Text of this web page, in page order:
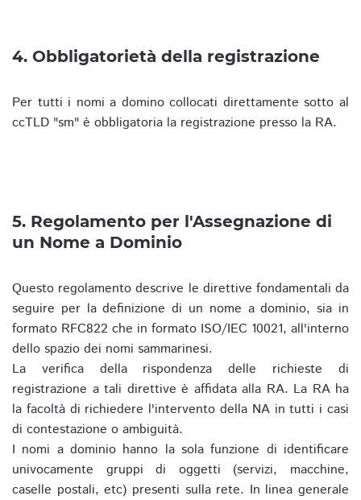
4. Obbligatorietà della registrazione
Per tutti i nomi a domino collocati direttamente sotto al
ccTLD "sm" è obbligatoria la registrazione presso la RA.
5. Regolamento per l'Assegnazione di
un Nome a Dominio
Questo regolamento descrive le direttive fondamentali da
seguire per la definizione di un nome a dominio, sia in
formato RFC822 che in formato ISO/IEC 10021, all'interno
dello spazio dei nomi sammarinesi.
La verifica della rispondenza delle richieste di
registrazione a tali direttive è affidata alla RA. La RA ha
la facoltà di richiedere l'intervento della NA in tutti i casi
di contestazione o ambiguità.
I nomi a dominio hanno la sola funzione di identificare
univocamente gruppi di oggetti (servizi, macchine,
caselle postali, etc) presenti sulla rete. In linea generale